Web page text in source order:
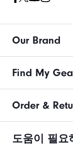
Our Brand
Find My
Order &
도움이 필요